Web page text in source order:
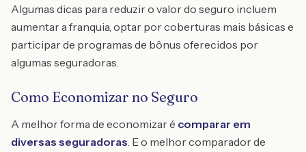
Algumas dicas para reduzir o valor do seguro incluem
aumentar a franquia, optar por coberturas mais básicas e
participar de programas de bônus oferecidos por
algumas seguradoras.
Como Economizar no Seguro
A melhor forma de economizar é comparar em
diversas seguradoras. E o melhor comparador de